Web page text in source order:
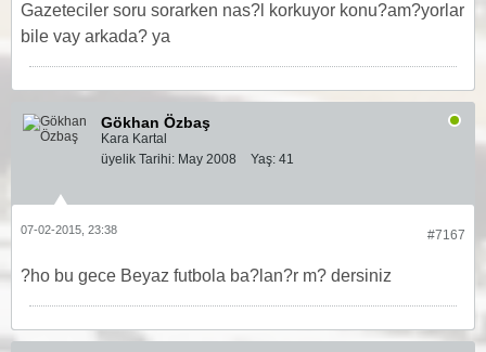
Gazeteciler soru sorarken nas?l korkuyor konu?am?yorlar
bile vay arkada? ya
Gökhan Özbaş
Kara Kartal
üyelik Tarihi: May 2008 Yaş: 41
#7167
07-02-2015, 23:38
?ho bu gece Beyaz futbola ba?lan?r m? dersiniz